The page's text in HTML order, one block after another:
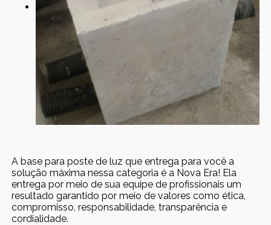
A base para poste de luz que entrega para você a
solução máxima nessa categoria é a Nova Era! Ela
entrega por meio de sua equipe de profissionais um
resultado garantido por meio de valores como ética,
compromisso, responsabilidade, transparência e
cordialidade.